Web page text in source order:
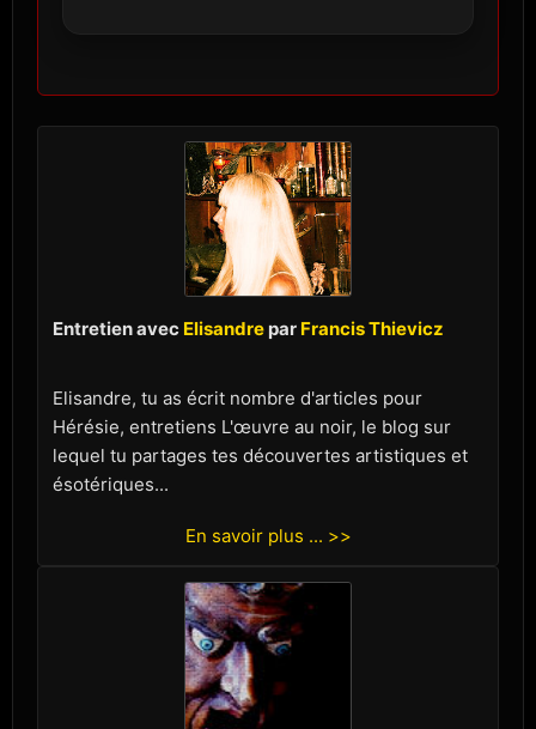
Entretien avec Elisandre par Francis Thievicz
Elisandre, tu as écrit nombre d'articles pour
Hérésie, entretiens L'œuvre au noir, le blog sur
lequel tu partages tes découvertes artistiques et
ésotériques...
En savoir plus ... >>